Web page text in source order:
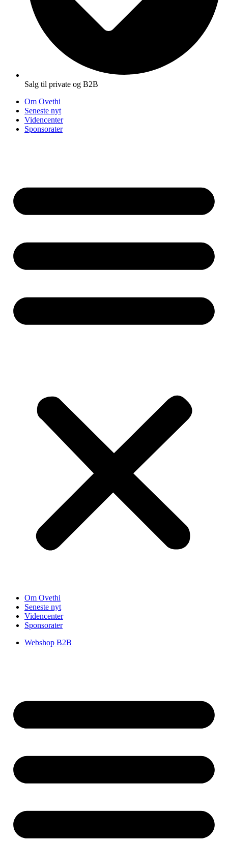
Salg til private og B2B
Om Ovethi
Seneste nyt
Videncenter
Sponsorater
Om Ovethi
Seneste nyt
Videncenter
Sponsorater
Webshop B2B